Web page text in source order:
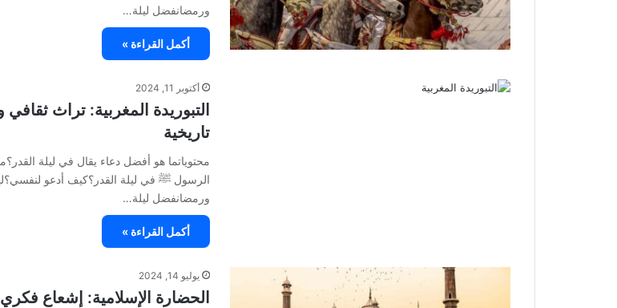
ورمضانفضل ليلة…
أكمل القراءة »
أكتوبر 11, 2024
التبوريدة المغربية: تراث ثقافي
تاريخية
محتوياتما هو أفضل دعاء يقال في ليلة
الرسول ﷺ في ليلة القدر؟كيف أدعو
ورمضانفضل ليلة…
أكمل القراءة »
يوليو 14, 2024
الحضارة الإسلامية: إشعاع فكري